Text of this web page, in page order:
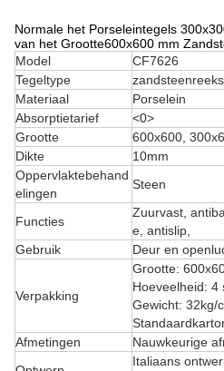
Normale het Porseleintegels
van het Grootte600x600 mm
Model
CF7626
Tegeltype
zandsteenreeks
Materiaal
Porselein
Absorptietarief
<0>
Grootte
600x600,
Dikte
10mm
Oppervlaktebehand
elingen
Steen
Functies
Zuurvast,
e, antislip,
Gebruik
Deur en
Verpakking
Grootte:
Hoeveelheid: 4
Gewicht: 32kg/
Afmetingen
Nauwkeurige
Italiaans